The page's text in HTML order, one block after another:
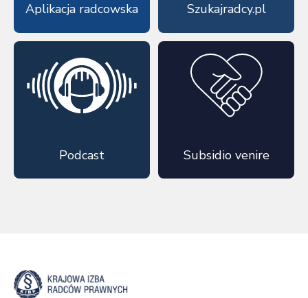
Aplikacja radcowska Szukajradcy.pl
Podcast Subsidio venire